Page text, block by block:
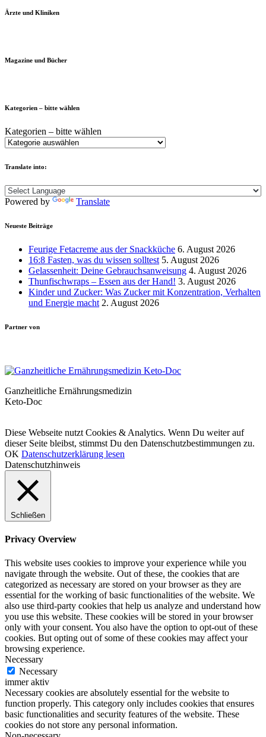
Ärzte und Kliniken
Magazine und Bücher
Kategorien – bitte wählen
Kategorien – bitte wählen
Translate into:
Powered by Translate
Neueste Beiträge
Feurige Fetacreme aus der Snackküche 6. August 2026
16:8 Fasten, was du wissen solltest 5. August 2026
Gelassenheit: Deine Gebrauchsanweisung 4. August 2026
Thunfischwraps – Essen aus der Hand! 3. August 2026
Kinder und Zucker: Was Zucker mit Konzentration, Verhalten
und Energie macht 2. August 2026
Partner von
Ganzheitliche Ernährungsmedizin
Keto-Doc
Diese Webseite nutzt Cookies & Analytics. Wenn Du weiter auf
dieser Seite bleibst, stimmst Du den Datenschutzbestimmungen zu.
OK Datenschutzerklärung lesen
Datenschutzhinweis
Schließen
Privacy Overview
This website uses cookies to improve your experience while you
navigate through the website. Out of these, the cookies that are
categorized as necessary are stored on your browser as they are
essential for the working of basic functionalities of the website. We
also use third-party cookies that help us analyze and understand how
you use this website. These cookies will be stored in your browser
only with your consent. You also have the option to opt-out of these
cookies. But opting out of some of these cookies may affect your
browsing experience.
Necessary
Necessary
immer aktiv
Necessary cookies are absolutely essential for the website to
function properly. This category only includes cookies that ensures
basic functionalities and security features of the website. These
cookies do not store any personal information.